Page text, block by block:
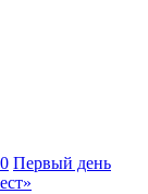
Первый день